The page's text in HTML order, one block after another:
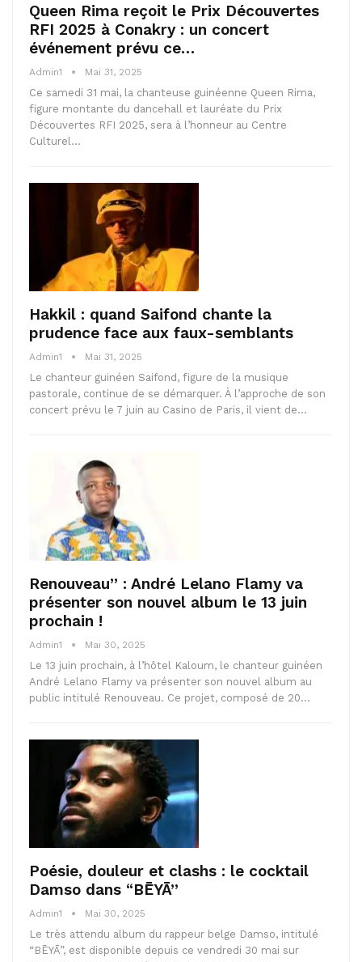
Queen Rima reçoit le Prix Découvertes
RFI 2025 à Conakry : un concert
événement prévu ce…
Admin1 Mai 31, 2025
Ce samedi 31 mai, la chanteuse guinéenne Queen Rima,
figure montante du dancehall et lauréate du Prix
Découvertes RFI 2025, sera à l’honneur au Centre
Culturel…
Hakkil : quand Saifond chante la
prudence face aux faux-semblants
Admin1 Mai 31, 2025
Le chanteur guinéen Saifond, figure de la musique
pastorale, continue de se démarquer. À l’approche de son
concert prévu le 7 juin au Casino de Paris, il vient de…
Renouveau” : André Lelano Flamy va
présenter son nouvel album le 13 juin
prochain !
Admin1 Mai 30, 2025
Le 13 juin prochain, à l’hôtel Kaloum, le chanteur guinéen
André Lelano Flamy va présenter son nouvel album au
public intitulé Renouveau. Ce projet, composé de 20…
Poésie, douleur et clashs : le cocktail
Damso dans “BĒYĀ”
Admin1 Mai 30, 2025
Le très attendu album du rappeur belge Damso, intitulé
“BĒYĀ”, est disponible depuis ce vendredi 30 mai sur